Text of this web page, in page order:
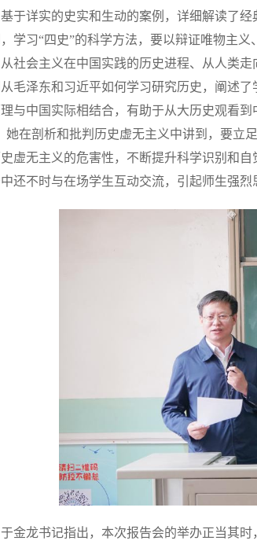
于详实的史实和生动的案例，详细解读了
学习“四史”的科学方法，要以辩证唯物主
社会主义在中国实践的历史进程、从人类
毛泽东和习近平如何学习研究历史，阐述
与中国实际相结合，有助于从大历史观看
她在剖析和批判历史虚无主义中讲到，要立
虚无主义的危害性，不断提升科学识别和
还不时与在场学生互动交流，引起师生强烈
于金龙书记指出，本次报告会的举办正当其